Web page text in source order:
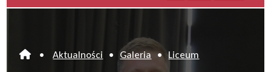
Home
• Aktualności • Galeria • Liceum